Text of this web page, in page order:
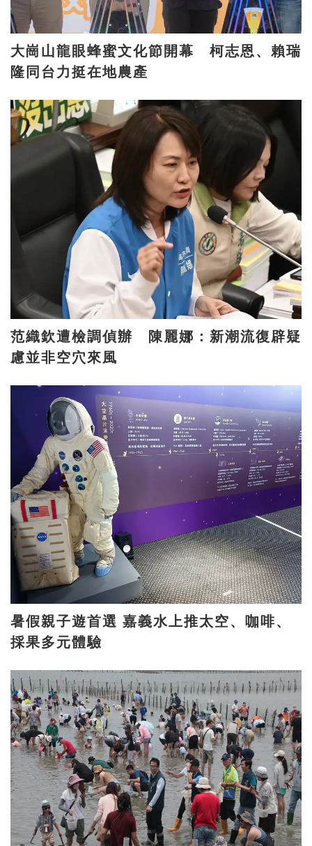
大崗山龍眼蜂蜜文化節開幕 柯志恩、賴瑞
隆同台力挺在地農產
范織欽遭檢調偵辦 陳麗娜：新潮流復辟疑
慮並非空穴來風
暑假親子遊首選 嘉義水上推太空、咖啡、
採果多元體驗